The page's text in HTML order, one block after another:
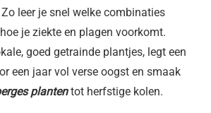
leer je snel welke combinaties
je ziekte en plagen voorkomt.
goed getrainde plantjes, legt een
een jaar vol verse oogst en smaak
plantentot herfstige kolen.